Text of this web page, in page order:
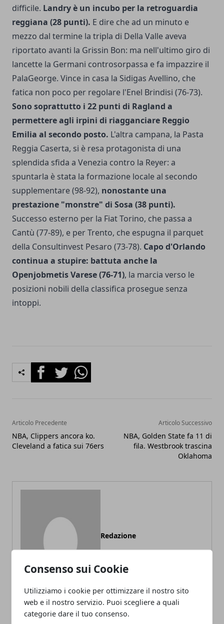
Consenso sui Cookie
Utilizziamo i cookie per ottimizzare il nostro sito
web e il nostro servizio. Puoi scegliere a quali
categorie dare il tuo consenso.
difficile. Landry è un incubo per la retroguardia
reggiana (28 punti). E dire che ad un minuto e
mezzo dal termine la tripla di Della Valle aveva
riportato avanti la Grissin Bon: ma nell'ultimo giro di
lancette la Germani controsorpassa e fa impazzire il
PalaGeorge. Vince in casa la Sidigas Avellino, che
fatica non poco per regolare l'Enel Brindisi (76-73).
Sono soprattutto i 22 punti di Ragland a
permettere agli irpini di riagganciare Reggio
Emilia al secondo posto. L'altra campana, la Pasta
Reggia Caserta, si è resa protagonista di una
splendida sfida a Venezia contro la Reyer: a
spuntarla è stata la formazione locale al secondo
supplementare (98-92), nonostante una
prestazione "monstre" di Sosa (38 punti).
Successo esterno per la Fiat Torino, che passa a
Cantù (77-89), e per Trento, che espugna il parquet
della Consultinvest Pesaro (73-78). Capo d'Orlando
continua a stupire: battuta anche la
Openjobmetis Varese (76-71), la marcia verso le
posizioni nobili della classifica prosegue senza
intoppi.
FacebookTwitterWhatsapp
Articolo Precedente
NBA, Clippers ancora ko.
Cleveland a fatica sui 76ers
Articolo Successivo
NBA, Golden State fa 11 di
fila. Westbrook trascina
Oklahoma
Redazione